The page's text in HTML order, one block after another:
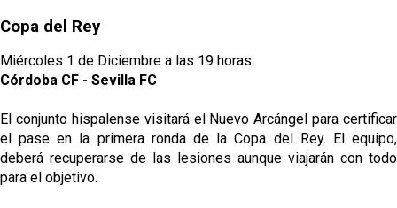
derrota
Copa del Rey
Miércoles 1 de Diciembre a las 19 horas
Córdoba CF - Sevilla FC
El conjunto hispalense visitará el Nuevo Arcángel para certificar
el pase en la primera ronda de la Copa del Rey. El equipo,
deberá recuperarse de las lesiones aunque viajarán con todo
para el objetivo.